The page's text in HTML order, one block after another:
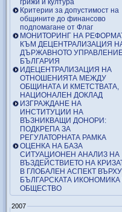
грижи и култура
Критерии за допустимост на
общините до финансово
подпомагане от Флаг
МОНИТОРИНГ НА
КЪМ ДЕЦЕНТРАЛИЗАЦИЯ
ДЪРЖАВНОТО
БЪЛГАРИЯ
ИДЕЦЕНТРАЛИЗАЦИЯ НА
ОТНОШЕНИЯТА МЕЖДУ
ОБЩИНАТА И КМЕТСТВАТА,
НАЦИОНАЛЕН ДОКЛАД
ИЗГРАЖДАНЕ НА
ИНСТИТУЦИИ НА
ВЪЗНИКВАЩИ ДОНОРИ:
ПОДКРЕПА ЗА
РЕГУЛАТОРНАТА РАМКА
ОЦЕНКА НА БАЗА
СИТУАЦИОНЕН АНАЛИЗ НА
ВЪЗДЕЙСТВИЕТО НА
В ГЛОБАЛЕН АСПЕКТ ВЪРХУ
БЪЛГАРСКАТА ИКОНОМИКА
ОБЩЕСТВО
2007